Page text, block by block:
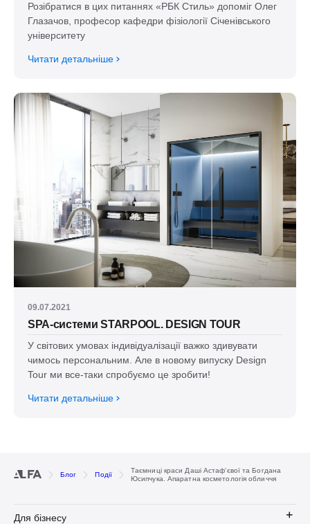
Розібратися в цих питаннях «РБК Стиль» допоміг Олег
Глазачов, професор кафедри фізіології Січенівського
університету
Читати детальніше
09.07.2021
SPA-системи STARPOOL. DESIGN TOUR
У світових умовах індивідуалізації важко здивувати
чимось персональним. Але в новому випуску Design
Tour ми все-таки спробуємо це зробити!
Читати детальніше
Блог Події
Таємниці краси Даші Астаф'євої та Богдана
Юсипчука. Апаратна косметологія обличчя
Для бізнесу